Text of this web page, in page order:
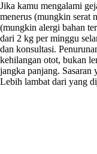
Jika kamu mengalami
menerus (mungkin serat
(mungkin alergi bahan
dari 2 kg per minggu
dan konsultasi.
kehilangan otot, bukan
jangka panjang.
Lebih lambat dari yang